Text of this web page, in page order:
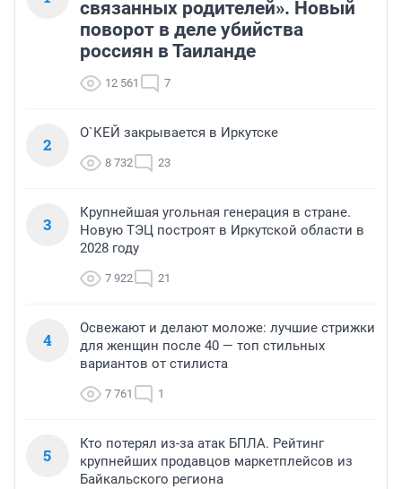
связанных родителей». Новый
поворот в деле убийства
россиян в Таиланде
12 561 7
2
О`КЕЙ закрывается в Иркутске
8 732 23
3
Крупнейшая угольная генерация в стране.
Новую ТЭЦ построят в Иркутской области в
2028 году
7 922 21
4
Освежают и делают моложе: лучшие стрижки
для женщин после 40 — топ стильных
вариантов от стилиста
7 761 1
5
Кто потерял из-за атак БПЛА. Рейтинг
крупнейших продавцов маркетплейсов из
Байкальского региона